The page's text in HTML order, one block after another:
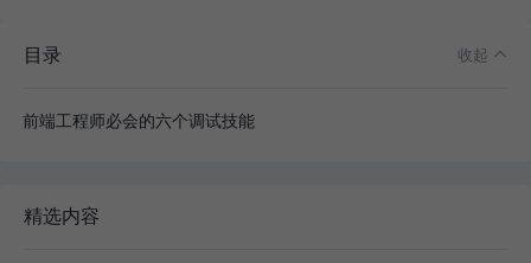
目录 收起
前端工程师必会的六个调试技能
精选内容